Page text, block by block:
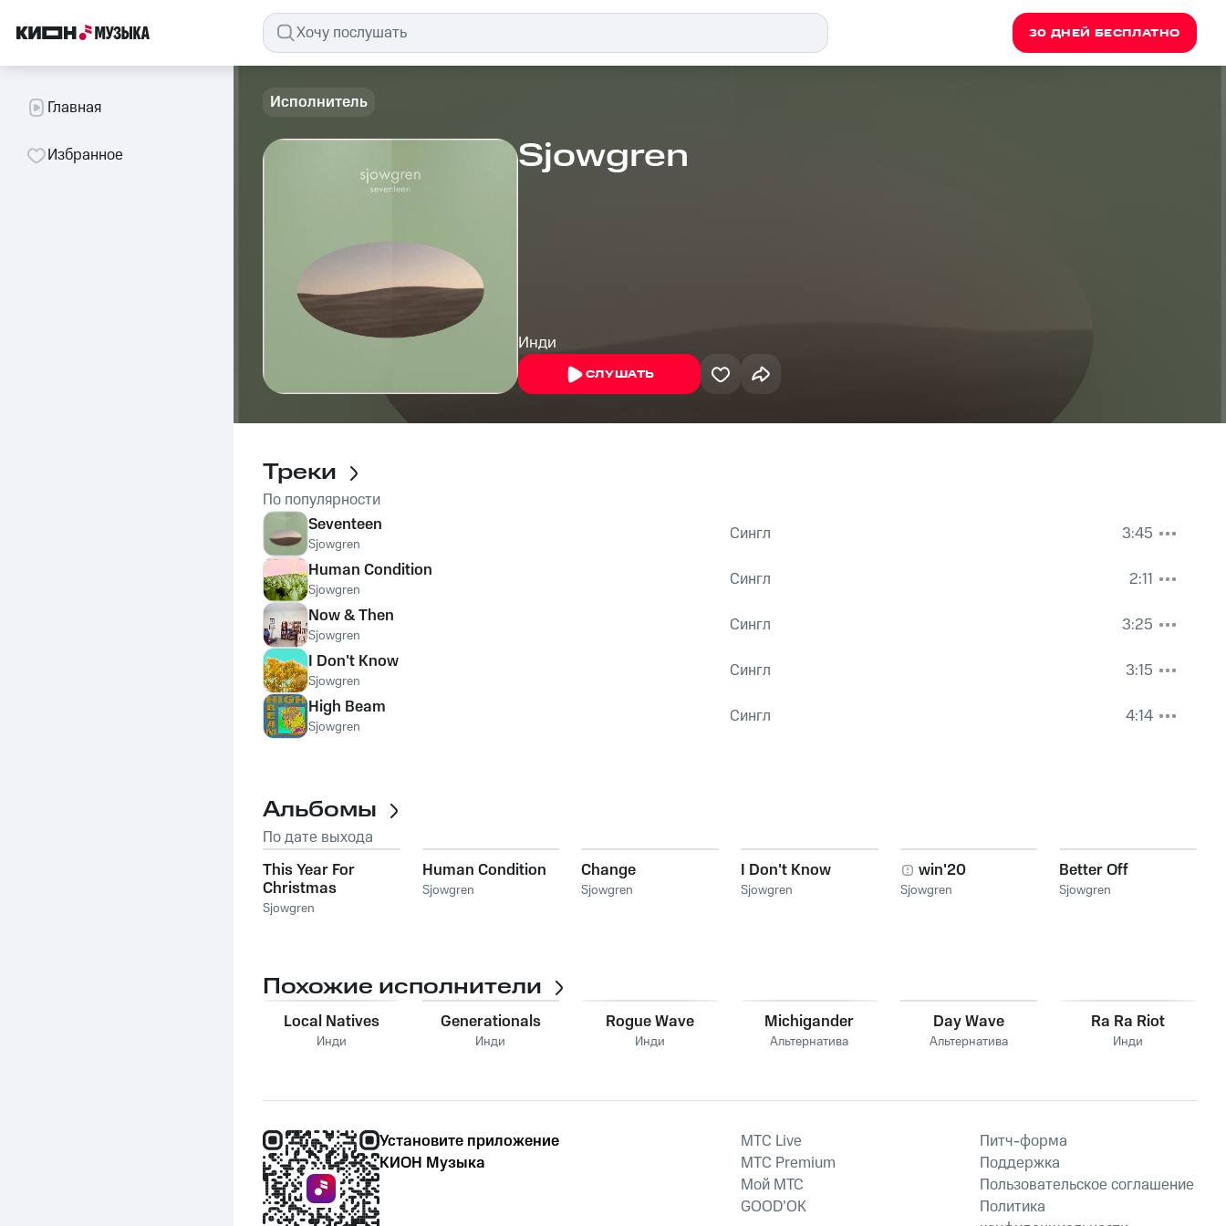
30 ДНЕЙ БЕСПЛАТНО
Главная
Избранное
Исполнитель
Sjowgren
Инди
СЛУШАТЬ
Треки
По популярности
Seventeen
Sjowgren Сингл
3:45
Human Condition
Sjowgren Сингл
2:11
Now & Then
Sjowgren Сингл
3:25
I Don't Know
Sjowgren Сингл
3:15
High Beam
Sjowgren Сингл 4:14
Альбомы
По дате выхода
This Year For
Christmas
Sjowgren
Human Condition
Sjowgren
Change
Sjowgren
I Don't Know
Sjowgren
win'20
Sjowgren
Better Off
Sjowgren
Похожие исполнители
Local Natives
Инди
Generationals
Инди
Rogue Wave
Инди
Michigander
Альтернатива
Day Wave
Альтернатива
Ra Ra Riot
Инди
Установите приложение
КИОН Музыка
MTС Live
MTС Premium
Мой МТС
GOOD’OK
Питч-форма
Поддержка
Пользовательское соглашение
Политика